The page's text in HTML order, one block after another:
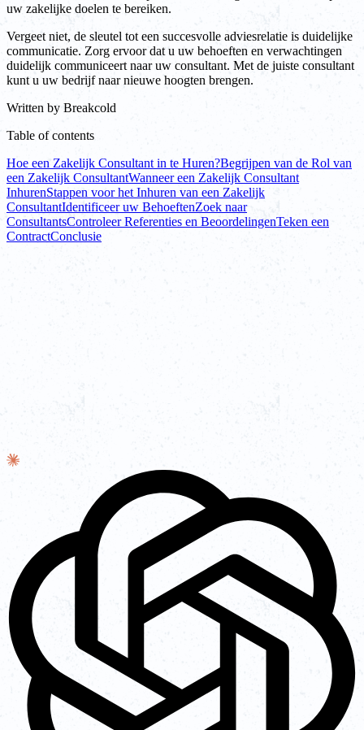
uw zakelijke doelen te bereiken.
Vergeet niet, de sleutel tot een succesvolle adviesrelatie is duidelijke
communicatie. Zorg ervoor dat u uw behoeften en verwachtingen
duidelijk communiceert naar uw consultant. Met de juiste consultant
kunt u uw bedrijf naar nieuwe hoogten brengen.
Written by Breakcold
Table of contents
Hoe een Zakelijk Consultant in te Huren?Begrijpen van de Rol van
een Zakelijk ConsultantWanneer een Zakelijk Consultant
InhurenStappen voor het Inhuren van een Zakelijk
ConsultantIdentificeer uw BehoeftenZoek naar
ConsultantsControleer Referenties en BeoordelingenTeken een
ContractConclusie